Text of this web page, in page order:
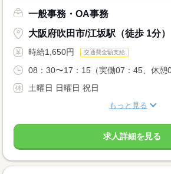
一般事務・OA事務
大阪府吹田市/江坂駅（徒歩 1分）
時給1,650円 交通費全額支給
08：30〜17：15（実働07：45、休憩
土曜日 日曜日 祝日
もっと見る
求人詳細を見る